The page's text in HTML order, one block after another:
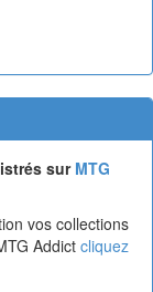
sur MTG
vos collections
Addict cliquez